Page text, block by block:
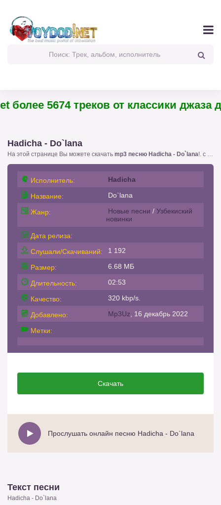
5674 треков от классики джаза
Hadicha - Do`lana
На этой странице Вы можете скачать mp3 песню Hadicha - Do`lana!. с размером 6.68 бесплатно или слушать
Исполнитель: Hadicha
Название: Do`lana
Жанр: Новые песни / Узбекиский
новинки
Дата релиза:
Слушали/Скачиваний:
1 192
Размер: 6.68 МБ
Длительность: 02:53
Качество: 320 kbp/s.
Добавлено: Mp3Uz , 16 декабрь 2022
Метки:
Скачать
Прослушать онлайн песню Hadicha - Do`lana
Текст песни
Hadicha - Do`lana